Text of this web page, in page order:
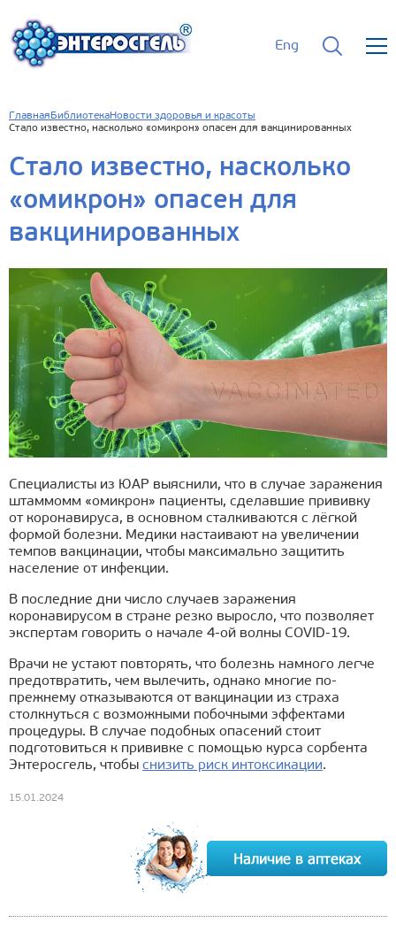
Eng
Главная БиблиотекаНовости здоровья и красоты
Стало известно, насколько «омикрон» опасен для вакцинированных
Стало известно, насколько
«омикрон» опасен для
вакцинированных
Специалисты из ЮАР выяснили, что в случае заражения
штаммомм «омикрон» пациенты, сделавшие прививку
от коронавируса, в основном сталкиваются с лёгкой
формой болезни. Медики настаивают на увеличении
темпов вакцинации, чтобы максимально защитить
население от инфекции.
В последние дни число случаев заражения
коронавирусом в стране резко выросло, что позволяет
экспертам говорить о начале 4-ой волны COVID-19.
Врачи не устают повторять, что болезнь намного легче
предотвратить, чем вылечить, однако многие по-
прежнему отказываются от вакцинации из страха
столкнуться с возможными побочными эффектами
процедуры. В случае подобных опасений стоит
подготовиться к прививке с помощью курса сорбента
Энтеросгель, чтобы снизить риск интоксикации.
15.01.2024